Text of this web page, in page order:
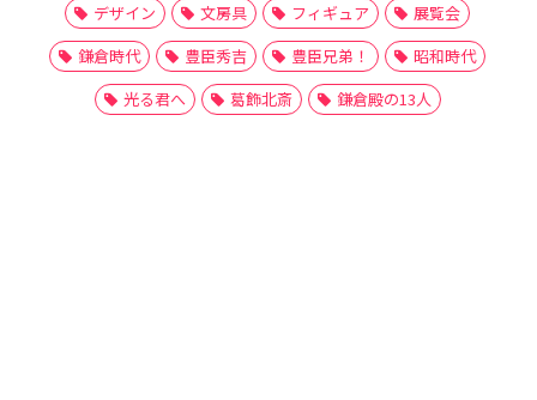
デザイン
文房具 フィギュア
展覧会
鎌倉時代
豊臣秀吉 豊臣兄弟！
昭和時代
光る君へ
葛飾北斎 鎌倉殿の13人